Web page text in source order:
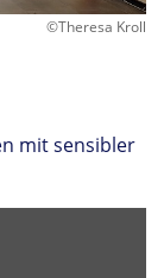
©Theresa Kroll
mit sensibler